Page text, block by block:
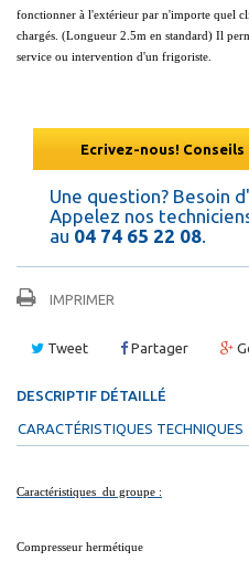
fonctionner à l'extérieur par n'importe quel
chargés. (Longueur 2.5m en standard) Il
service ou intervention d'un frigoriste.
Ecrivez-nous! Conseils
Une question? Besoin
Appelez nos
au 04 74 65 22 08.
IMPRIMER
Tweet Partager
DESCRIPTIF DÉTAILLÉ
CARACTÉRISTIQUES TECHNIQUES
Caractéristiques du groupe :
Compresseur hermétique